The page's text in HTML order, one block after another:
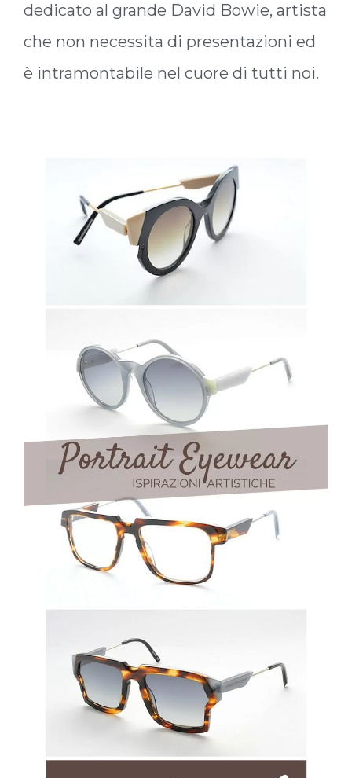
dedicato al grande David Bowie, artista
che non necessita di presentazioni ed
è intramontabile nel cuore di tutti noi.